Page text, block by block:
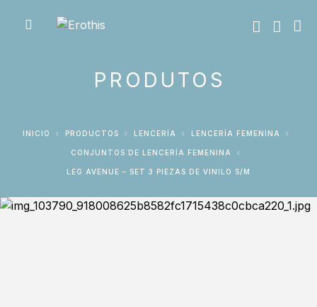
PRODUTOS
INICIO PRODUCTOS LENCERÍA LENCERÍA FEMENINA
CONJUNTOS DE LENCERÍA FEMENINA
LEG AVENUE – SET 3 PIEZAS DE VINILO S/M